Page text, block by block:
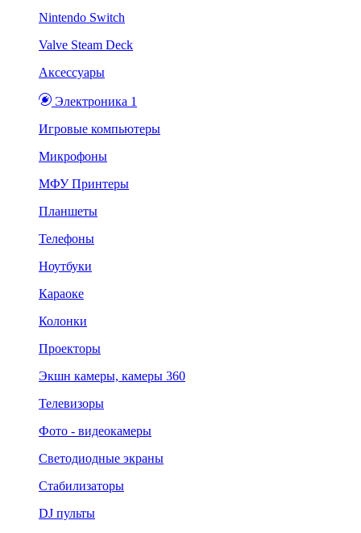
Nintendo Switch
Valve Steam Deck
Аксессуары
Электроника 1
Игровые компьютеры
Микрофоны
МФУ Принтеры
Планшеты
Телефоны
Ноутбуки
Караоке
Колонки
Проекторы
Экшн камеры, камеры 360
Телевизоры
Фото - видеокамеры
Светодиодные экраны
Стабилизаторы
DJ пульты